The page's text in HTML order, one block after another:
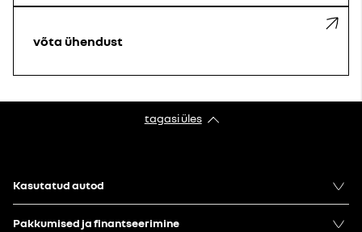
võta ühendust
tagasi üles
Kasutatud autod
Pakkumised ja finantseerimine